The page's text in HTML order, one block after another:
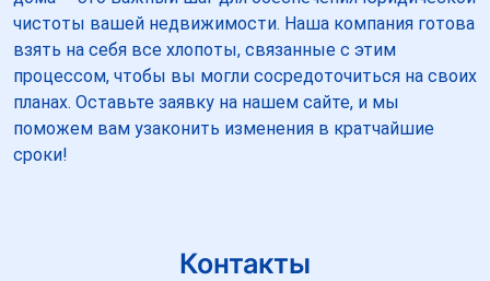
чистоты вашей недвижимости. Наша компания готова
взять на себя все хлопоты, связанные с этим
процессом, чтобы вы могли сосредоточиться на своих
планах. Оставьте заявку на нашем сайте, и мы
поможем вам узаконить изменения в кратчайшие
сроки!
Контакты